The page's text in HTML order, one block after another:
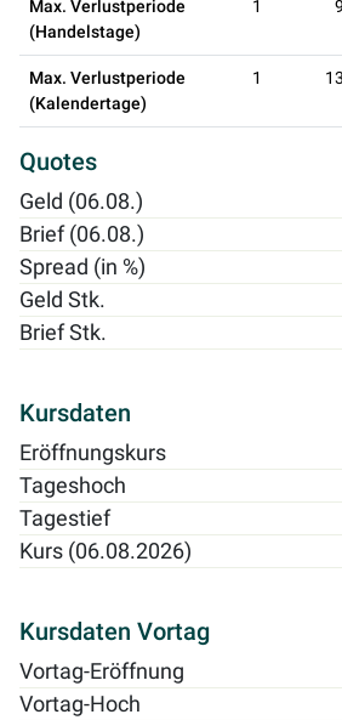
Max. Verlustperiode
(Handelstage)
1 9
Max. Verlustperiode
(Kalendertage)
1 13
Quotes
Geld (06.08.)
Brief (06.08.)
Spread (in %)
Geld Stk.
Brief Stk.
Kursdaten
Eröffnungskurs
Tageshoch
Tagestief
Kurs (06.08.2026)
Kursdaten Vortag
Vortag-Eröffnung
Vortag-Hoch